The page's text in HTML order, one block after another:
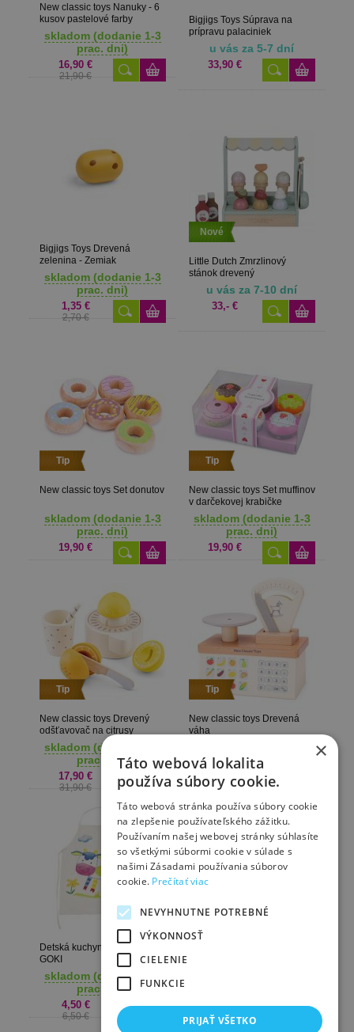
New classic toys Nanuky - 6
kusov pastelové farby
skladom (dodanie 1-3
prac. dni)
16,90 €
21,90 €
Bigjigs Toys Súprava na
prípravu palaciniek
u vás za 5-7 dní
33,90 €
Bigjigs Toys Drevená
zelenina - Zemiak
skladom (dodanie 1-3
prac. dni)
1,35 €
2,70 €
Nové
Little Dutch Zmrzlinový
stánok drevený
u vás za 7-10 dní
33,- €
Tip
New classic toys Set donutov
skladom (dodanie 1-3
prac. dni)
19,90 €
Tip
New classic toys Set muffinov
v darčekovej krabičke
skladom (dodanie 1-3
prac. dni)
19,90 €
Tip
New classic toys Drevený
odšťavovač na citrusy
skladom (dodanie 1-3
prac. dni)
17,90 €
31,90 €
Tip
New classic toys Drevená
váha
prac. dni)
29,90 €
Detská kuchynská zástera
GOKI
skladom (dodanie 1-3
prac. dni)
4,50 €
6,50 €
7,43 €
9,90 €
×
Táto webová lokalita
používa súbory cookie.
Táto webová stránka používa súbory cookie
na zlepšenie používateľského zážitku.
Používaním našej webovej stránky súhlasíte
so všetkými súbormi cookie v súlade s
našimi Zásadami používania súborov
cookie. Prečítať viac
NEVYHNUTNE POTREBNÉ
VÝKONNOSŤ
CIELENIE
FUNKCIE
PRIJAŤ VŠETKO